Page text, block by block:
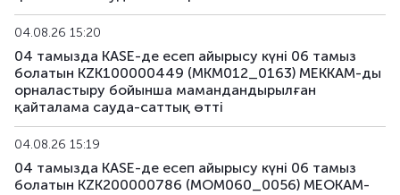
04.08.26 15:20
04 тамызда KASE-де есеп айырысу күні 06 тамыз
болатын KZK100000449 (MKM012_0163) МЕККАМ-ды
орналастыру бойынша мамандандырылған
қайталама сауда-саттық өтті
04.08.26 15:19
04 тамызда KASE-де есеп айырысу күні 06 тамыз
болатын KZK200000786 (MOM060_0056) МЕОКАМ-